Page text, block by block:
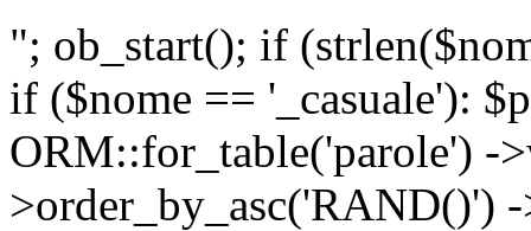
"; ob_start(); if
if ($nome == '_casuale'):
ORM::for_table('parole') -
>order_by_asc('RAND()')